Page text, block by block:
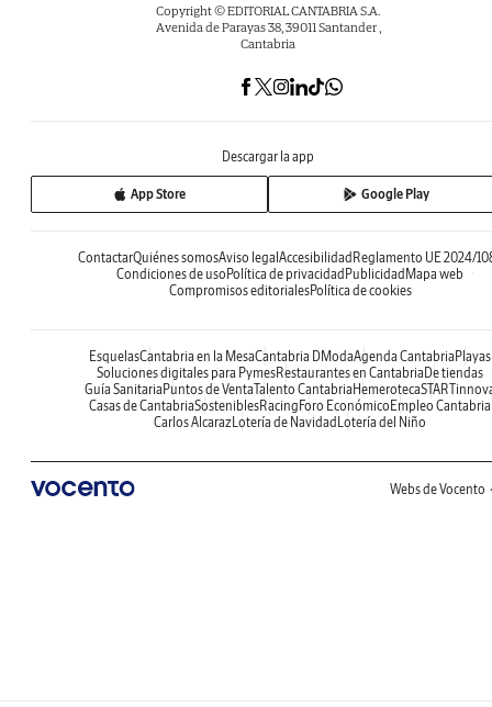
Copyright © EDITORIAL CANTABRIA S.A.
Avenida de Parayas 38, 39011 Santander ,
Cantabria
Descargar la app
App Store Google Play
ContactarQuiénes somosAviso legalAccesibilidadReglamento UE 2024/
Condiciones de usoPolítica de privacidadPublicidadMapa web
Compromisos editorialesPolítica de cookies
EsquelasCantabria en la MesaCantabria DModaAgenda CantabriaPlayas
Soluciones digitales para PymesRestaurantes en CantabriaDe tiendas
Guía SanitariaPuntos de VentaTalento CantabriaHemeroteca
Casas de CantabriaSosteniblesRacingForo EconómicoEmpleo Cantabria
Carlos AlcarazLotería de NavidadLotería del Niño
Webs de Vocento